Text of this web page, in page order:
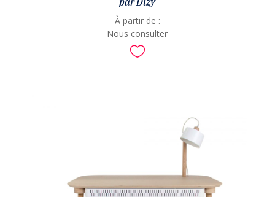
À partir de :
Nous consulter
